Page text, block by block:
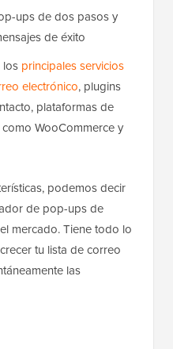
ups de dos pasos y
de éxito
los principales servicios
electrónico, plugins
plataformas de
WooCommerce y
podemos decir
de pop-ups de
mercado. Tiene todo lo
tu lista de correo
las